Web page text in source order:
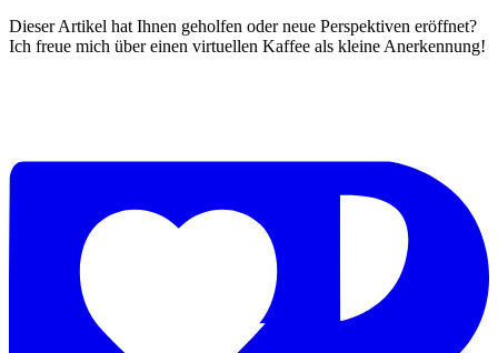
Dieser Artikel hat Ihnen geholfen oder neue Perspektiven eröffnet?
Ich freue mich über einen virtuellen Kaffee als kleine Anerkennung!